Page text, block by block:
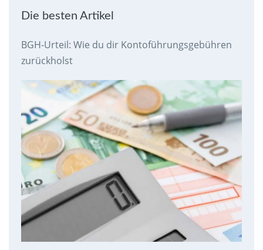
Die besten Artikel
BGH-Urteil: Wie du dir Kontoführungsgebühren
zurückholst